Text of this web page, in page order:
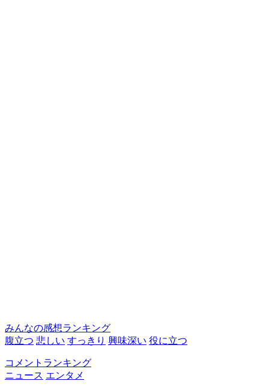
みんなの感想ランキング
腹立つ 悲しい すっきり 興味深い 役に立つ
コメントランキング
ニュース エンタメ